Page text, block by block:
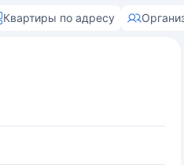
Квартиры по адресу